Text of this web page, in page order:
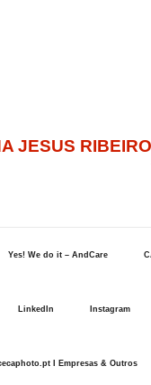
JESUS
Yes! We do it – AndCare
LinkedIn Instagram
I Empresas & Outros